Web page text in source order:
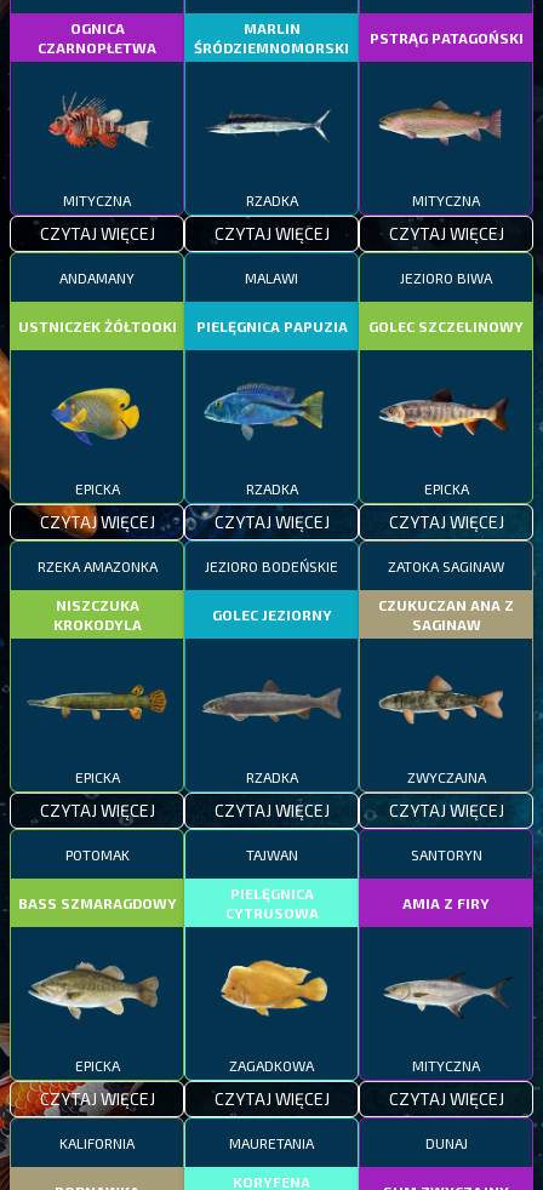
OGNICA
CZARNOPŁETWA
MITYCZNA
CZYTAJ WIĘCEJ
MARLIN
ŚRÓDZIEMNOMORSKI
RZADKA
CZYTAJ WIĘCEJ
PSTRĄG PATAGOŃSKI
MITYCZNA
CZYTAJ WIĘCEJ
ANDAMANY
USTNICZEK ŻÓŁTOOKI
EPICKA
CZYTAJ WIĘCEJ
MALAWI
PIELĘGNICA PAPUZIA
RZADKA
CZYTAJ WIĘCEJ
JEZIORO BIWA
GOLEC SZCZELINOWY
EPICKA
CZYTAJ WIĘCEJ
RZEKA AMAZONKA
NISZCZUKA
KROKODYLA
EPICKA
CZYTAJ WIĘCEJ
JEZIORO BODEŃSKIE
GOLEC JEZIORNY
RZADKA
CZYTAJ WIĘCEJ
ZATOKA SAGINAW
CZUKUCZAN ANA Z
SAGINAW
ZWYCZAJNA
CZYTAJ WIĘCEJ
POTOMAK
BASS SZMARAGDOWY
EPICKA
CZYTAJ WIĘCEJ
TAJWAN
PIELĘGNICA
CYTRUSOWA
ZAGADKOWA
CZYTAJ WIĘCEJ
SANTORYN
AMIA Z FIRY
MITYCZNA
CZYTAJ WIĘCEJ
KALIFORNIA MAURETANIA
KORYFENA
DUNAJ